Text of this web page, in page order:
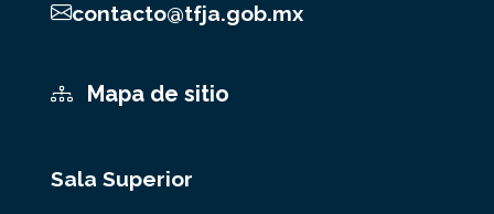
contacto@tfja.gob.mx
Mapa de sitio
Sala Superior